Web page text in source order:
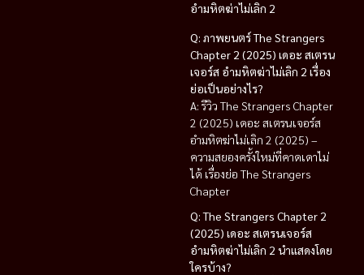
อำมหิตฆ่าไม่เลิก 2
Q: ภาพยนตร์ The Strangers
Chapter 2 (2025) เดอะ สเตรน
เจอร์ส อำมหิตฆ่าไม่เลิก 2 เรื่อง
ย่อเป็นอย่างไร?
A: รีวิว The Strangers Chapter
2 (2025) เดอะ สเตรนเจอร์ส
อำมหิตฆ่าไม่เลิก 2 (2025) –
ความสยองครั้งใหม่ที่คาดเดาไม่
ได้ เรื่องย่อ The Strangers
Chapter
Q: The Strangers Chapter 2
(2025) เดอะ สเตรนเจอร์ส
อำมหิตฆ่าไม่เลิก 2 นำแสดงโดย
ใครบ้าง?